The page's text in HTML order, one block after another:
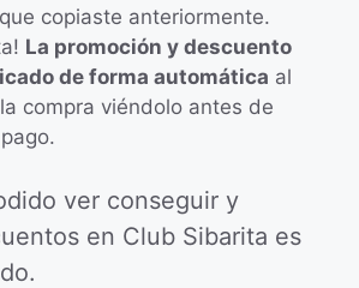
copiaste anteriormente.
La promoción y descuento
de forma automática al
compra viéndolo antes de
ver conseguir y
en Club Sibarita es